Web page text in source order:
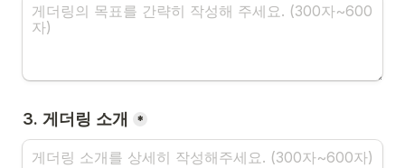
3. 게더링 소개 *